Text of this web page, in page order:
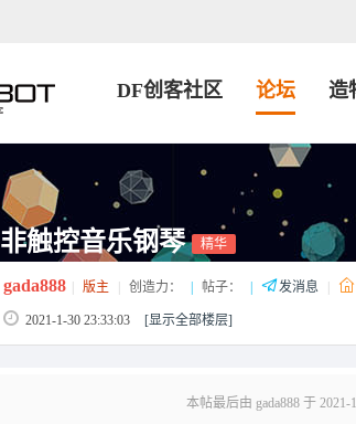
DF创客社区 论坛 造
非触控音乐钢琴 精华
gada888 版主 创造力： 帖子： 发消息
2021-1-30 23:33:03 [显示全部楼层]
本帖最后由 gada888 于 2021-